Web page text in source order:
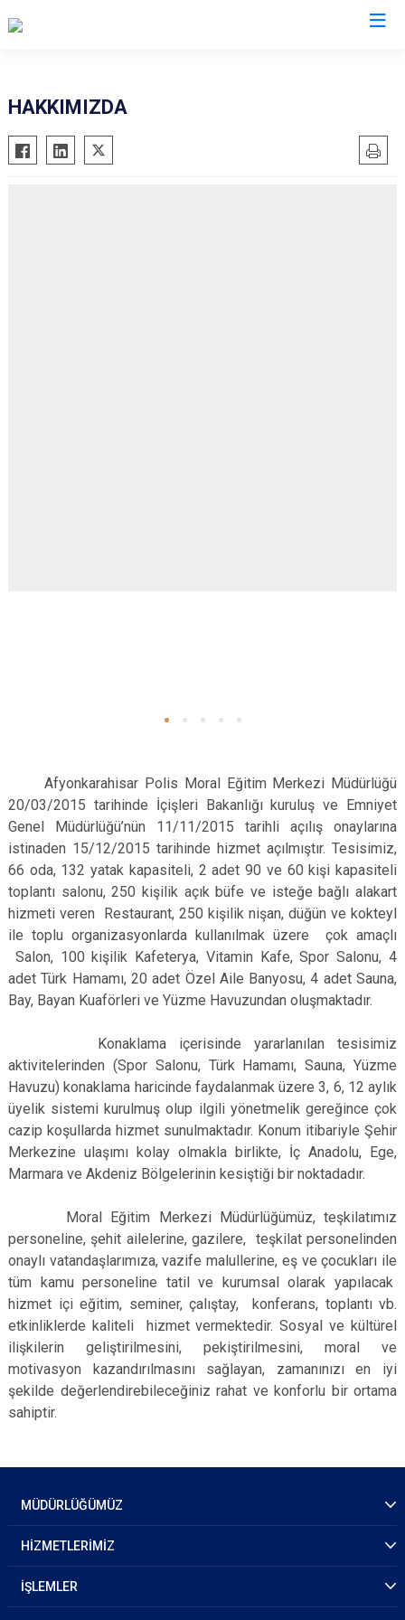
HAKKIMIZDA
Afyonkarahisar Polis Moral Eğitim Merkezi Müdürlüğü
20/03/2015 tarihinde İçişleri Bakanlığı kuruluş ve Emniyet
Genel Müdürlüğü’nün 11/11/2015 tarihli açılış onaylarına
istinaden 15/12/2015 tarihinde hizmet açılmıştır. Tesisimiz,
66 oda, 132 yatak kapasiteli, 2 adet 90 ve 60 kişi kapasiteli
toplantı salonu, 250 kişilik açık büfe ve isteğe bağlı alakart
hizmeti veren Restaurant, 250 kişilik nişan, düğün ve kokteyl
ile toplu organizasyonlarda kullanılmak üzere çok amaçlı
Salon, 100 kişilik Kafeterya, Vitamin Kafe, Spor Salonu, 4
adet Türk Hamamı, 20 adet Özel Aile Banyosu, 4 adet Sauna,
Bay, Bayan Kuaförleri ve Yüzme Havuzundan oluşmaktadır.
Konaklama içerisinde yararlanılan tesisimiz
aktivitelerinden (Spor Salonu, Türk Hamamı, Sauna, Yüzme
Havuzu) konaklama haricinde faydalanmak üzere 3, 6, 12 aylık
üyelik sistemi kurulmuş olup ilgili yönetmelik gereğince çok
cazip koşullarda hizmet sunulmaktadır. Konum itibariyle Şehir
Merkezine ulaşımı kolay olmakla birlikte, İç Anadolu, Ege,
Marmara ve Akdeniz Bölgelerinin kesiştiği bir noktadadır.
Moral Eğitim Merkezi Müdürlüğümüz, teşkilatımız
personeline, şehit ailelerine, gazilere, teşkilat personelinden
onaylı vatandaşlarımıza, vazife malullerine, eş ve çocukları ile
tüm kamu personeline tatil ve kurumsal olarak yapılacak
hizmet içi eğitim, seminer, çalıştay, konferans, toplantı vb.
etkinliklerde kaliteli hizmet vermektedir. Sosyal ve kültürel
ilişkilerin geliştirilmesini, pekiştirilmesini, moral ve
motivasyon kazandırılmasını sağlayan, zamanınızı en iyi
şekilde değerlendirebileceğiniz rahat ve konforlu bir ortama
sahiptir.
MÜDÜRLÜĞÜMÜZ
HİZMETLERİMİZ
İŞLEMLER